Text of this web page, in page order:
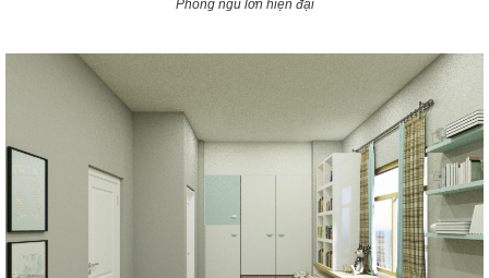
Phòng ngủ lớn hiện đại